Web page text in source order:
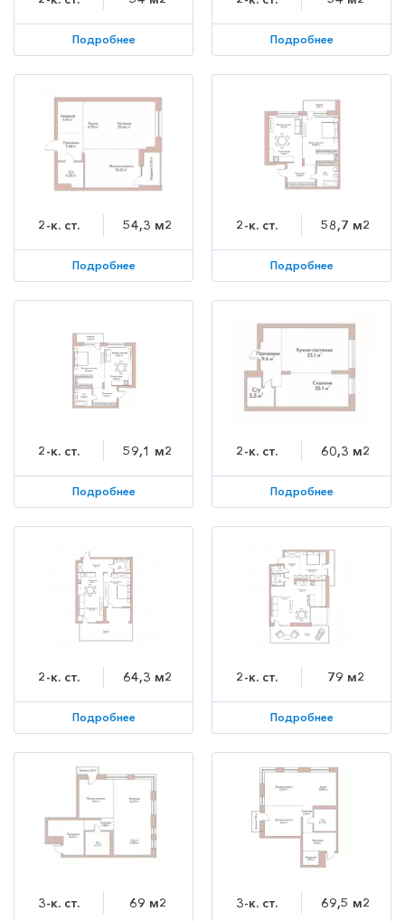
Подробнее Подробнее
2-к. ст. 54,3 м2
Подробнее
2-к. ст. 58,7 м2
Подробнее
2-к. ст. 59,1 м2
Подробнее
2-к. ст. 60,3 м2
Подробнее
2-к. ст. 64,3 м2
Подробнее
2-к. ст. 79 м2
Подробнее
3-к. ст. 69 м2 3-к. ст. 69,5 м2